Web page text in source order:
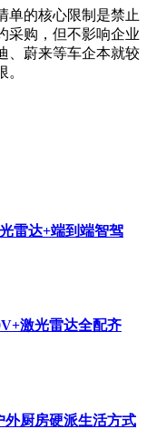
单的核心限制是禁止
采购，但不影响企业
、蔚来等车企本就较
雷达+端到端智驾
激光雷达全配齐
外厨房硬派生活方式